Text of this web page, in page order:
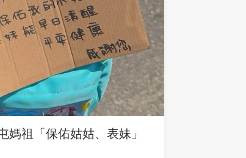
媽祖「保佑姑姑、表妹」